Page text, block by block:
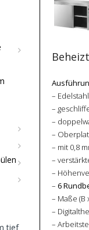
–
–
–
–
– mit 0,8
–
–
– 6
– Maße (B
–
–
tief